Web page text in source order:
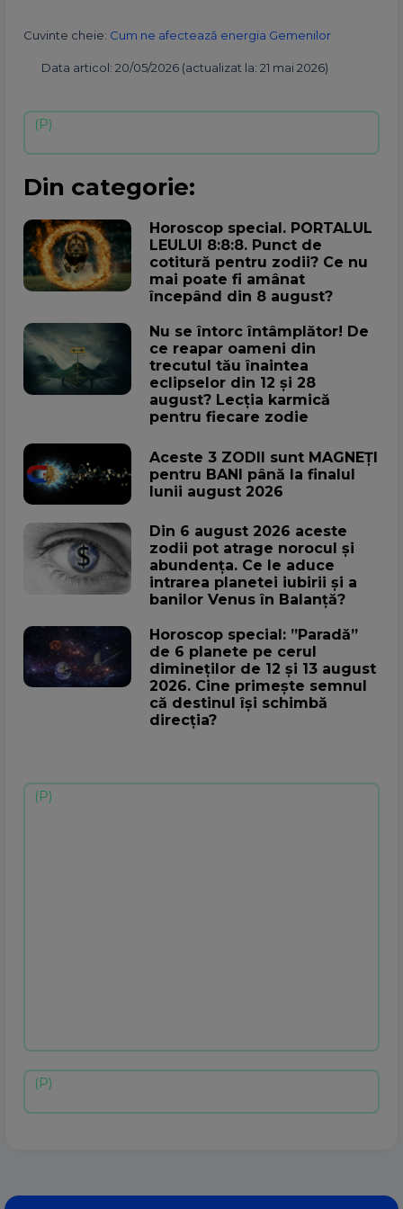
Cuvinte cheie: Cum ne afectează energia Gemenilor
Data articol: 20/05/2026 (actualizat la: 21 mai 2026)
Din categorie:
Horoscop special. PORTALUL
LEULUI 8:8:8. Punct de
cotitură pentru zodii? Ce nu
mai poate fi amânat
începând din 8 august?
Nu se întorc întâmplător! De
ce reapar oameni din
trecutul tău înaintea
eclipselor din 12 și 28
august? Lecția karmică
pentru fiecare zodie
Aceste 3 ZODII sunt MAGNEȚI
pentru BANI până la finalul
lunii august 2026
Din 6 august 2026 aceste
zodii pot atrage norocul și
abundența. Ce le aduce
intrarea planetei iubirii și a
banilor Venus în Balanță?
Horoscop special: ”Paradă”
de 6 planete pe cerul
dimineților de 12 și 13 august
2026. Cine primește semnul
că destinul își schimbă
direcția?